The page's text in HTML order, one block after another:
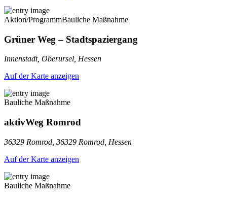
Aktion/ProgrammBauliche Maßnahme
Grüner Weg – Stadtspaziergang
Innenstadt, Oberursel, Hessen
Auf der Karte anzeigen
Bauliche Maßnahme
aktivWeg Romrod
36329 Romrod, 36329 Romrod, Hessen
Auf der Karte anzeigen
Bauliche Maßnahme